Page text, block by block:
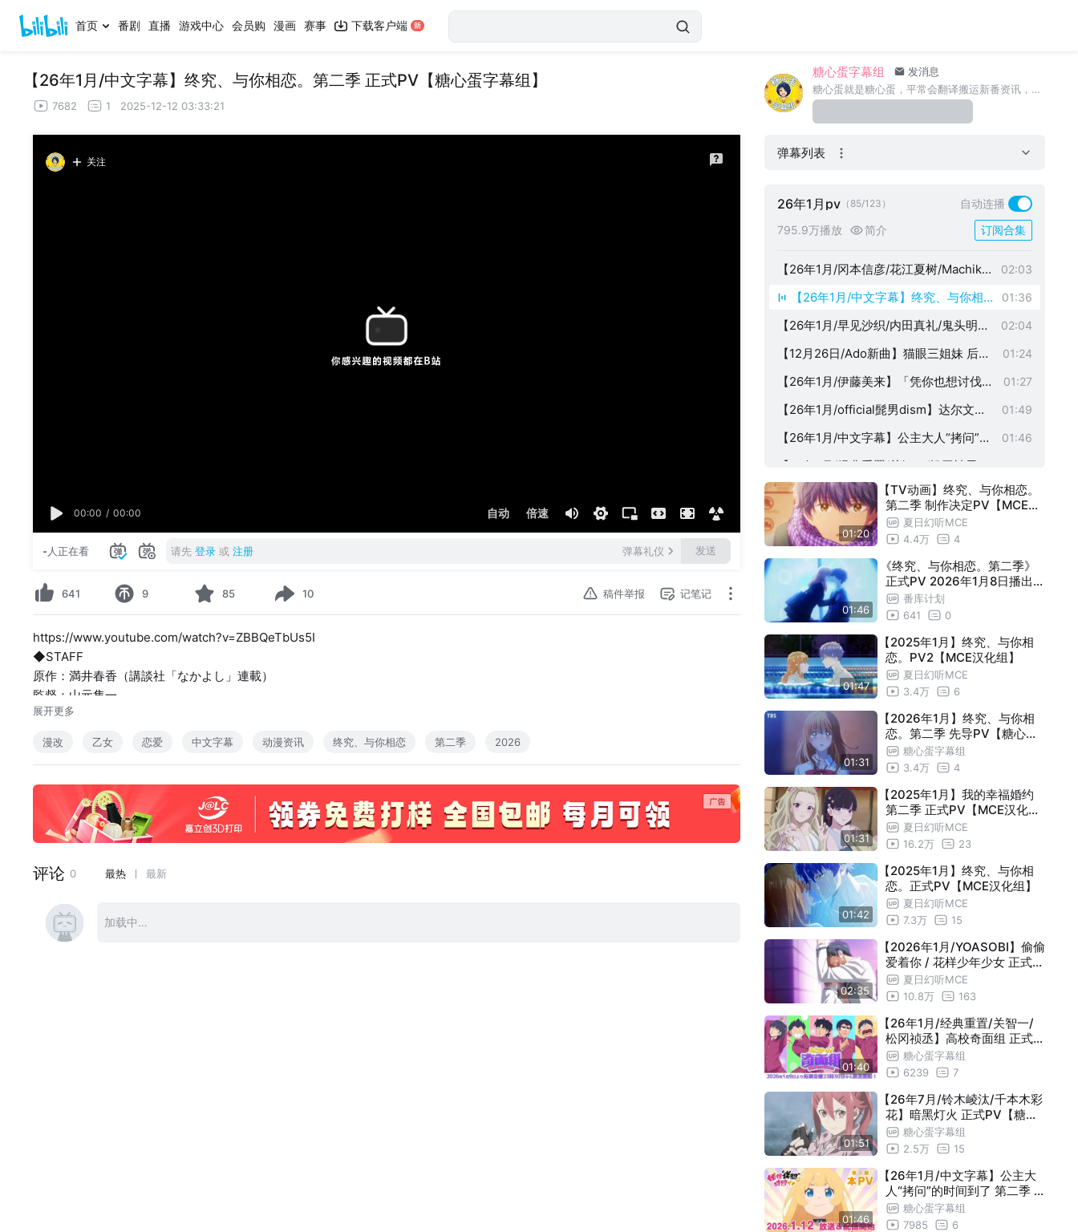
首页 番剧 直播 游戏中心 会员购 漫画 赛事 下载客户端
【26年1月/中文字幕】终究、与你相恋。第二季 正式PV【糖心蛋字幕组】
7682 1 2025-12-12 03:33:21
关注
00:00 / 00:00 自动 倍速
-人正在看 请先 登录 或 注册 弹幕礼仪 发送
641 9 85 10 稿件举报 记笔记
https://www.youtube.com/watch?v=ZBBQeTbUs5I
◆STAFF
原作：満井春香（講談社「なかよし」連載）
監督：山元隼一
シリーズ構成：村井 雄
脚本：村井 雄、成尾 渚、谷畑ユキ
キャラクターデザイン：しいばいお
プロップデザイン：植田大貴、氏家嘉宏
美術監督：黒澤成江、植田渓史
美術設定：片岡 浩、天水 勝
撮影監督：船越雄弦
音楽：井内啓二
音楽制作：日音
音響監督：今泉雄一
展开更多
漫改 乙女 恋爱 中文字幕 动漫资讯 终究、与你相恋 第二季 2026
糖心蛋字幕组
发消息
糖心蛋就是糖心蛋，平常会翻译搬运新番资讯，时不时还有些奇奇怪怪的东西。
弹幕列表
26年1月pv （85/123）
自动连播
795.9万播放
简介 订阅合集
有恋爱喜剧 正式PV2【糖心蛋字幕组】
【12月31日播出/OVA】辉夜大小姐想让
我告白 通往大人的阶梯 正式PV【糖心蛋
字幕组】
【26年1月/中文字幕】金牌得主 第二季
正式PV1【糖心蛋字幕组】
【26年1月】为宠爱最推的义兄，我要努
力活下去！PV第2弹【糖心蛋字幕组】
【26年2月6日】决斗大师 LOST 忘却的
00:53
社畜 正式PV2【糖心蛋字幕组】
【26年1月/中文字幕】阿尔涅的事件簿
正片片段【糖心蛋字幕组】
01:45
【26年1月/中文字幕/atarayo】地狱模式
喜欢速通游戏的玩家在废设定异世界无双
PV2【糖心蛋字幕组】
01:21
【26年1月/冈本信彦/花江夏树/Machiko
】死亡账号 PV3【糖心蛋字幕组】
02:03
【26年1月/中文字幕】终究、与你相
恋。第二季 正式PV【糖心蛋字幕组】
01:36
【26年1月/早见沙织/内田真礼/鬼头明里
】魔术师库诺看得见一切 正式PV 【糖心
蛋字幕组】
02:04
【12月26日/Ado新曲】猫眼三姐妹 后篇
预告【糖心蛋字幕组】
01:24
【26年1月/伊藤美来】「凭你也想讨伐魔
王？」被勇者小队逐出队伍，只好在王都
自在过活 印象PV【糖心蛋字幕组】
01:27
【26年1月/official髭男dism】达尔文事
变 正式预告【官方中字】
01:49
【26年1月/中文字幕】公主大人“拷问”的
时间到了 第二季 正式PV【糖心蛋字幕组
】
01:46
【26年1月/经典重置/关智一/松冈祯丞】
高校奇面组 正式PV【糖心蛋字幕组】
【26年1月/中文字幕】相反的你和我 正
式PV4【糖心蛋字幕组】
01:40
【26年1月/中文字幕】勇者处刑 正式PV
【糖心蛋字幕组】
【26年1月/大石昌良】非人学生与厌世教
师 正式PV【糖心蛋字幕组】
【26年1月/中文字幕】转生之后的我变成
了龙蛋 正式PV【糖心蛋字幕组】
01:34
【26年1月/和泉风花】DARK MOON -黑
之月: 月之祭坛- 先导PV【糖心蛋字幕组
】
【26年1月/齐藤壮马】优雅贵族的休假指
南 正式PV【糖心蛋字幕组】
01:57
【26年1月】毒菇魔女/蘑菇魔女 特别PV
【糖心蛋字幕组】
01:26
【26年1月/中文字幕】卡片战斗先导者 D
ivinez 幻真星战篇 正式PV【糖心蛋字幕
组】
【1月1日/中字】泛而不精的我被逐出了
勇者队伍 播出前PV【糖心蛋字幕组】
01:27
【26年1月】贵族转生 ～得天眷顾一出生
就获得最强力量～ PV3【糖心蛋字幕组
】
【1月/中字】勇者处刑×勇者之屑 联动P
V【糖心蛋字幕组】
【1月8日/中字】咒术回战 第三季 死灭回
游 前篇 PV【糖心蛋字幕组】
01:47
【1月/中字/キタニタツヤ】地狱乐 第二
季 正式PV2【糖心蛋字幕组】
正式PV2【糖心蛋字幕组】
【1月8日/中字】透明男与人类女～不久
成为夫妇的二人～ PV2【糖心蛋字幕组
】
01:35
【1月10日/连续两季24集】东岛丹三郎
想成为假面骑士 连续两季度播放 特报PV
【糖心蛋字幕组】
【1月/官方中字】数码宝贝 BEATBREAK
新篇章「战术篇」PV
01:07
【2月/剧场版/中字】魔法少女小圆 「魔
女之夜的回天」PV2【糖心蛋字幕组】
00:49
【1月/迷你动画】海贼王衍生动画「乔巴
」 播出决定【糖心蛋字幕组】
【1月/官方中字】地狱老师 第2部分 正式
PV
01:31
【1月24日/片尾曲揭晓】金牌得主 第二
季 正式PV2【糖心蛋字幕组】
【1月11日/中字】皎洁迎宵之月 正式PV2
【糖心蛋字幕组】
【26年1月/铃代纱弓/梅田修一朗】能帮
我弄干净吗？ 正式PV2【糖心蛋字幕组
】
01:31
【1月/市之濑加那】厄里斯的圣杯 PV3
【糖心蛋字幕组】
【1月/中字】我推的孩子 正式PV2【糖心
蛋字幕组】
01:17
【1月/和泉风花】黑月：月之祭坛 正式P
V【糖心蛋字幕组】
01:55
【1月/松冈祯丞】超时空辉夜姬 正式PV2
01:20
【TV动画】终究、与你相恋。
第二季 制作决定PV【MCE汉
化组】夏日幻听MCE
4.4万
4
01:46
《终究、与你相恋。第二季》
正式PV 2026年1月8日播出【
中文字幕】
番库计划
641
0
01:47
【2025年1月】终究、与你相
恋。PV2【MCE汉化组】
夏日幻听MCE
3.4万
6
01:31
【2026年1月】终究、与你相
恋。第二季 先导PV【糖心蛋
字幕组】
糖心蛋字幕组
3.4万
4
01:31
【2025年1月】我的幸福婚约
第二季 正式PV【MCE汉化组
】 夏日幻听MCE
16.2万
23
01:42
【2025年1月】终究、与你相
恋。正式PV【MCE汉化组】
夏日幻听MCE
7.3万
15
02:35
【2026年1月/YOASOBI】偷偷
爱着你 / 花样少年少女 正式P
V【MCE汉化组】
夏日幻听MCE
10.8万
163
01:40
【26年1月/经典重置/关智一/
松冈祯丞】高校奇面组 正式P
V【糖心蛋字幕组】
糖心蛋字幕组
6239
7
01:51
【26年7月/铃木崚汰/千本木彩
花】暗黑灯火 正式PV【糖心
蛋字幕组】
糖心蛋字幕组
2.5万
15
01:46
【26年1月/中文字幕】公主大
人“拷问”的时间到了 第二季
正式PV【糖心蛋字幕组】
糖心蛋字幕组
7985
6